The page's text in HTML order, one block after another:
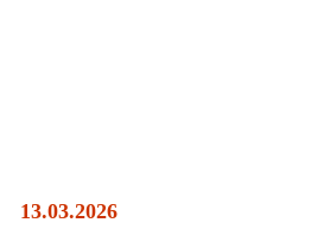
13.03.2026